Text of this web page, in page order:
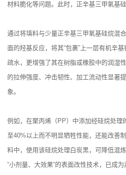
材料脆化等问题。此时，正辛基三甲氧基硅
通过将填料与少量正辛基三甲氧基硅烷混
面的羟基反应，将其“包裹”上一层有机辛
疏水，更增强了其在树脂或橡胶中的润湿
的拉伸强度、冲击韧性、加工流动性显著
象。
例如，在聚丙烯（PP）中添加经硅烷处理
至40%以上而不明显牺牲性能，还能改善
料中，使用该硅烷处理白炭黑，可降低混
“小剂量、大效果”的表面改性技术，已成